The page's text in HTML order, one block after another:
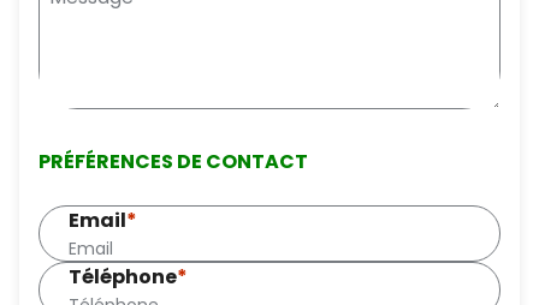
PRÉFÉRENCES DE CONTACT
Email*
Téléphone*